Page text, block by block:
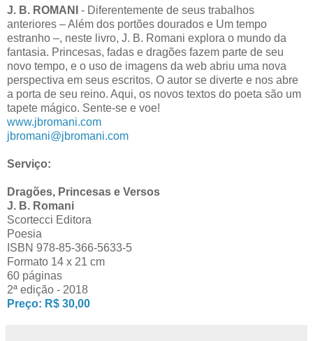
J. B. ROMANI
- Diferentemente de seus trabalhos
anteriores – Além dos portões dourados e Um tempo
estranho –, neste livro, J. B. Romani explora o mundo da
fantasia. Princesas, fadas e dragões fazem parte de seu
novo tempo, e o uso de imagens da web abriu uma nova
perspectiva em seus escritos. O autor se diverte e nos abre
a porta de seu reino. Aqui, os novos textos do poeta são um
tapete mágico. Sente-se e voe!
www.jbromani.com
jbromani@jbromani.com
Serviço:
Dragões, Princesas e Versos
J. B. Romani
Scortecci Editora
Poesia
ISBN 978-85-366-5633-5
Formato 14 x 21 cm
60 páginas
2ª edição - 2018
Preço: R$ 30,00